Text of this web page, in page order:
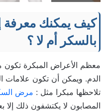
كيف يمكنك
بالسكر أم لا ؟
معظم الأعراض المبكرة تكون
الدم. ويمكن أن تكون علامات
تلاحظها مبكرا مثل : مرض
المصابون لا يكتشفون ذلك إلا